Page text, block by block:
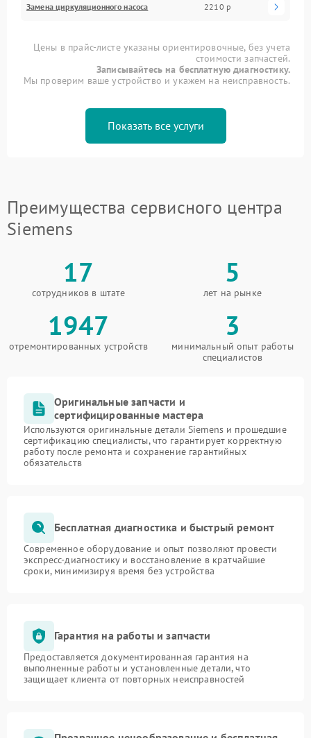
Замена циркуляционного насоса 2210 р
Цены в прайс-листе указаны ориентировочные, без учета
стоимости запчастей.
Записывайтесь на бесплатную диагностику.
Мы проверим ваше устройство и укажем на неисправность.
Показать все услуги
Преимущества сервисного центра
Siemens
17
сотрудников в штате
5
лет на рынке
1947
отремонтированных устройств
3
минимальный опыт работы
специалистов
Оригинальные запчасти и
сертифицированные мастера
Используются оригинальные детали Siemens и прошедшие
сертификацию специалисты, что гарантирует корректную
работу после ремонта и сохранение гарантийных
обязательств
Бесплатная диагностика и быстрый ремонт
Современное оборудование и опыт позволяют провести
экспресс-диагностику и восстановление в кратчайшие
сроки, минимизируя время без устройства
Гарантия на работы и запчасти
Предоставляется документированная гарантия на
выполненные работы и установленные детали, что
защищает клиента от повторных неисправностей